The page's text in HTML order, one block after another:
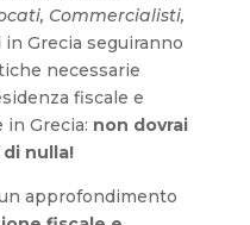
Commercialisti,
Grecia seguiranno
necessarie
fiscale e
Grecia: non dovrai
nulla!
approfondimento